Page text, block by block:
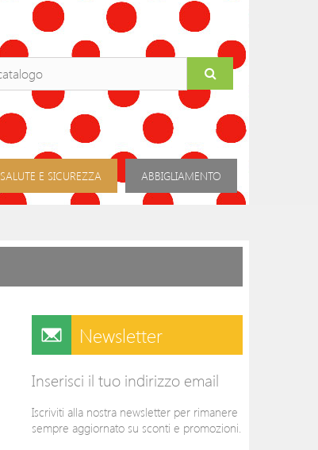
SALUTE E SICUREZZA ABBIGLIAMENTO
Newsletter
Inserisci il tuo indirizzo email
Iscriviti alla nostra newsletter per rimanere
sempre aggiornato su sconti e promozioni.